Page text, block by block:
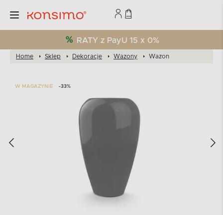
RATY z PayU 15 x 0%
Home Sklep Dekoracje Wazony Wazon
W MAGAZYNIE -33%